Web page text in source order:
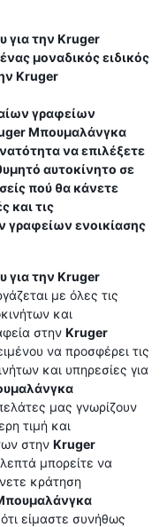
για την Kruger
ένας μοναδικός ειδικός
Kruger
γραφείων
Μπουμαλάνγκα
να επιλέξετε
αυτοκίνητο σε
πού θα κάνετε
και τις
γραφείων ενοικίασης
για την Kruger
με όλες τις
και
στην Kruger
να προσφέρει τις
και υπηρεσίες για
μας γνωρίζουν
τιμή και
στην Kruger
μπορείτε να
κράτηση
είμαστε συνήθως